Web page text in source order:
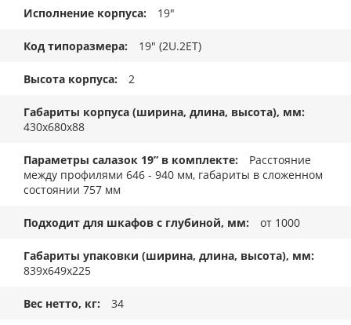
Исполнение корпуса 19"
Код типоразмера 19" (2U.2ET)
Высота корпуса 2
Габариты корпуса (ширина, длина, высота), мм
430x680x88
Параметры салазок 19” в комплекте
Расстояние
между профилями 646 - 940 мм, габариты в сложенном
состоянии 757 мм
Подходит для шкафов с глубиной, мм от 1000
Габариты упаковки (ширина, длина, высота), мм
839x649x225
Вес нетто, кг 34